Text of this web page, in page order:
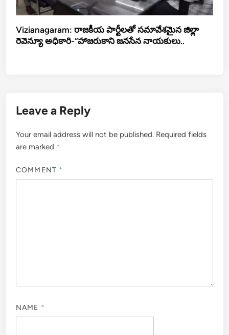
Vizianagaram: రాజకీయ పార్టీలతో సమావేశమైన జిల్లా
రెవెన్యూ అధికారి-“హాజరుకాని జనసేన నాయకులు..
Leave a Reply
Your email address will not be published. Required fields
are marked *
COMMENT *
NAME *